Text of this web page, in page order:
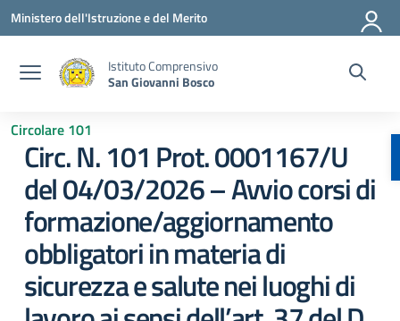
Vai ai contenuti
Vai al menu di navigazione
Vai al footer
Ministero dell'Istruzione e del Merito
Istituto Comprensivo
San Giovanni Bosco
Circolare 101
Circ. N. 101 Prot. 0001167/U
del 04/03/2026 – Avvio corsi di
formazione/aggiornamento
obbligatori in materia di
sicurezza e salute nei luoghi di